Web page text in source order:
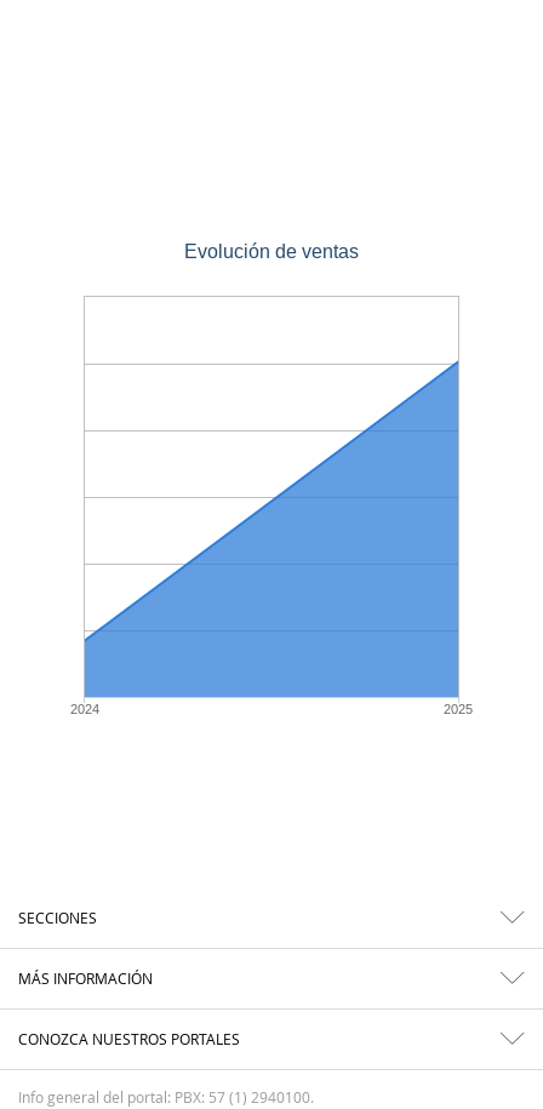
Evolución de ventas
2024 2025
SECCIONES
MÁS INFORMACIÓN
CONOZCA NUESTROS PORTALES
Info general del portal: PBX: 57 (1) 2940100.